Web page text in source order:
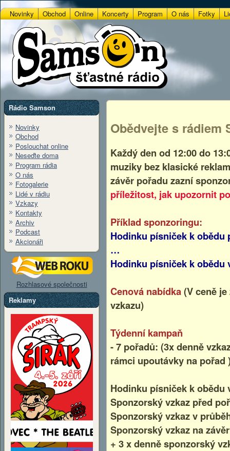
Novinky Obchod Online Koncerty Program O nás Fotky
Rádio Samson
Novinky
Obchod
Poslouchat online
Neseďte doma
Program rádia
O nás
Fotogalerie
Lidé v rádiu
Vzkazy
Kontakty
Archiv
Podcast
Akcionáři
Rozhlasové společnosti
Reklamy
Obědvejte s rádiem
Každý den od 12:00 do
muziky bez klasické
závěr pořadu zazní
příležitost, jak upozornit
Příklad sponzoringu:
Hodinku písniček k obědu
…
Hodinku písniček k
Cenová nabídka(V ceně
vzkazu)
Týdenní kampaň
- 7 pořadů: (3x denně
rámci upoutávky na pořad
Hodinku písniček k
Sponzorský vzkaz před
Sponzorský vzkaz v
Sponzorský vzkaz na
+ 3 x denně sponzorský